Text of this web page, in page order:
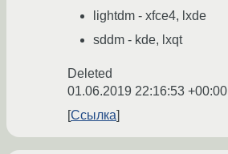
lightdm - xfce4, lxde
sddm - kde, lxqt
Deleted
01.06.2019 22:16:53 +00:00
Ссылка